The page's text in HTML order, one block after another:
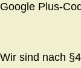
Google Plus-
Wir sind nach